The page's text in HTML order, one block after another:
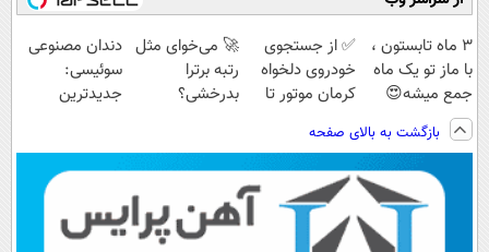
3 ماه تابستون ،
با ماز تو یک ماه
جمع میشه😍
✅ از جستجوی
خودروی دلخواه
کرمان موتور تا
واسطه و
مستقیم
🚀 می‌خوای مثل
رتبه برترا
بدرخشی؟
ماز 📚
دندان مصنوعی
سوئیسی:
جدیدترین
پرداخت قسطی
بازگشت به بالای صفحه